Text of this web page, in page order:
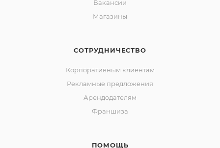
Вакансии
Магазины
СОТРУДНИЧЕСТВО
Корпоративным клиентам
Рекламные предложения
Арендодателям
Франшиза
ПОМОЩЬ